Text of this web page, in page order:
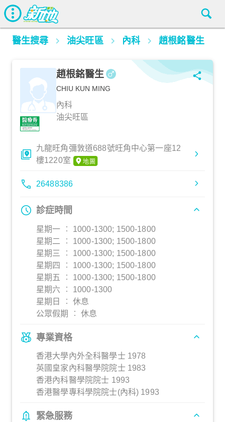
醫生搜尋 油尖旺區 內科 趙根銘醫生
趙根銘醫生
CHIU KUN MING
內科
油尖旺區
九龍旺角彌敦道688號旺角中心第一座12
樓1220室
26488386
診症時間
星期一 ︰ 1000-1300; 1500-1800
星期二 ︰ 1000-1300; 1500-1800
星期三 ︰ 1000-1300; 1500-1800
星期四 ︰ 1000-1300; 1500-1800
星期五 ︰ 1000-1300; 1500-1800
星期六 ︰ 1000-1300
星期日 ︰ 休息
公眾假期 ︰ 休息
專業資格
香港大學內外全科醫學士 1978
英國皇家內科醫學院院士 1983
香港內科醫學院院士 1993
香港醫學專科學院院士(內科) 1993
緊急服務